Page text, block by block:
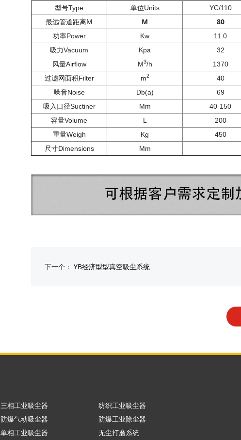
型号Type 单位Units YC/110
最远管道距离M M 80
功率Power Kw 11.0
吸力Vacuum
Kpa 32
风量Airflow
M3/h 1370
过滤网面积Filter
m2 40
噪音Noise
Db(a) 69
吸入口径Suctiner
Mm 40-150
容量Volume
L 200
重量Weigh
Kg 450
尺寸Dimensions
Mm
下一个：YB经济型型真空吸尘系统
三相工业吸尘器
防爆气动吸尘器
单相工业吸尘器
纺织工业吸尘器
防爆工业除尘器
无尘打磨系统